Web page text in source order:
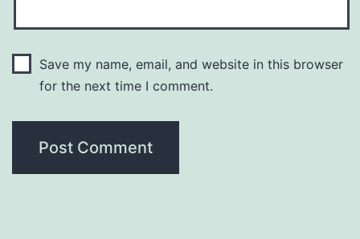
Save my name, email, and website in this browser
for the next time I comment.